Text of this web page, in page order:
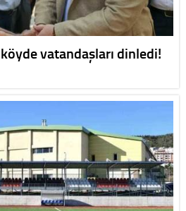
vatandaşları dinledi!